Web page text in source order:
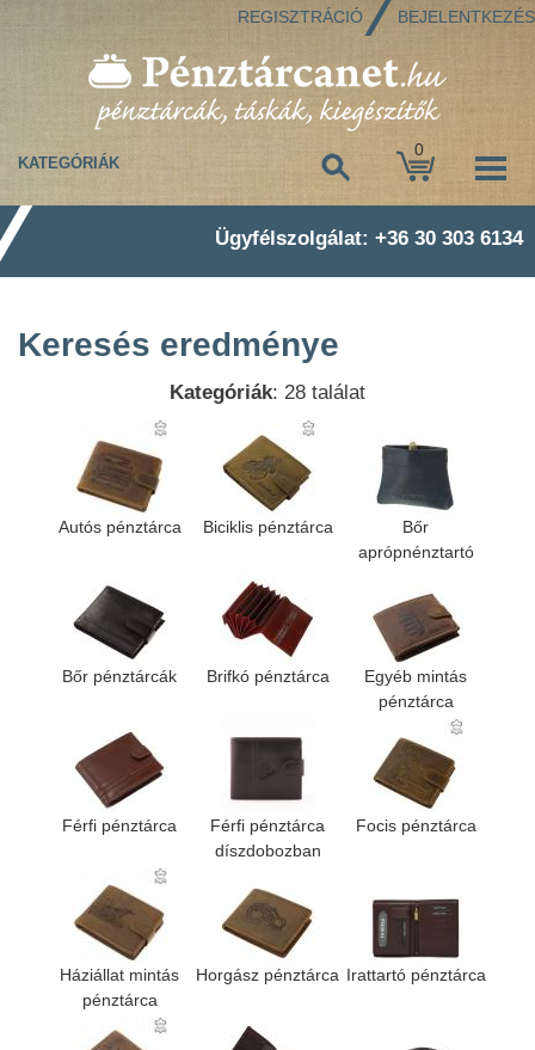
REGISZTRÁCIÓ BEJELENTKEZÉS
0
KATEGÓRIÁK
Ügyfélszolgálat: +36 30 303 6134
Keresés eredménye
Kategóriák: 28 találat
Autós pénztárca Biciklis pénztárca
Bőr
aprópnénztartó
Bőr pénztárcák Brifkó pénztárca
Egyéb mintás
pénztárca
Férfi pénztárca
Férfi pénztárca
díszdobozban
Focis pénztárca
Háziállat mintás
pénztárca
Horgász pénztárca Irattartó pénztárca